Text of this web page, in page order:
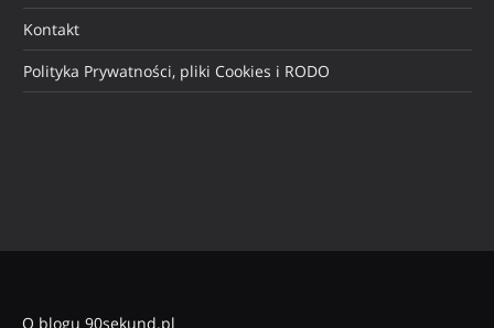
Kontakt
Polityka Prywatności, pliki Cookies i RODO
O blogu 90sekund.pl